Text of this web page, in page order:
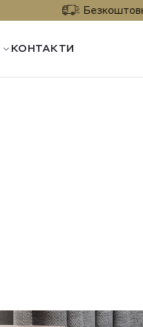
Безкоштовна доставка
КОНТАКТИ